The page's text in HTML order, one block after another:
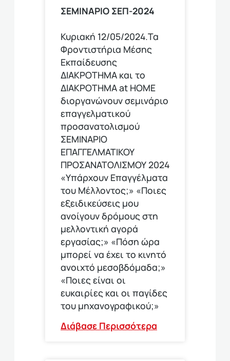
ΣΕΜΙΝΑΡΙΟ ΣΕΠ-2024
Κυριακή 12/05/2024.Τα
Φροντιστήρια Μέσης
Εκπαίδευσης
ΔΙΑΚΡΟΤΗΜΑ και το
ΔΙΑΚΡΟΤΗΜΑ at HOME
διοργανώνουν σεμινάριο
επαγγελματικού
προσανατολισμού
ΣΕΜΙΝΑΡΙΟ
ΕΠΑΓΓΕΛΜΑΤΙΚΟΥ
ΠΡΟΣΑΝΑΤΟΛΙΣΜΟΥ 2024
«Υπάρχουν Επαγγέλματα
του Μέλλοντος;» «Ποιες
εξειδικεύσεις μου
ανοίγουν δρόμους στη
μελλοντική αγορά
εργασίας;» «Πόση ώρα
μπορεί να έχει το κινητό
ανοιχτό μεσοβδόμαδα;»
«Ποιες είναι οι
ευκαιρίες και οι παγίδες
του μηχανογραφικού;»
Διάβασε Περισσότερα